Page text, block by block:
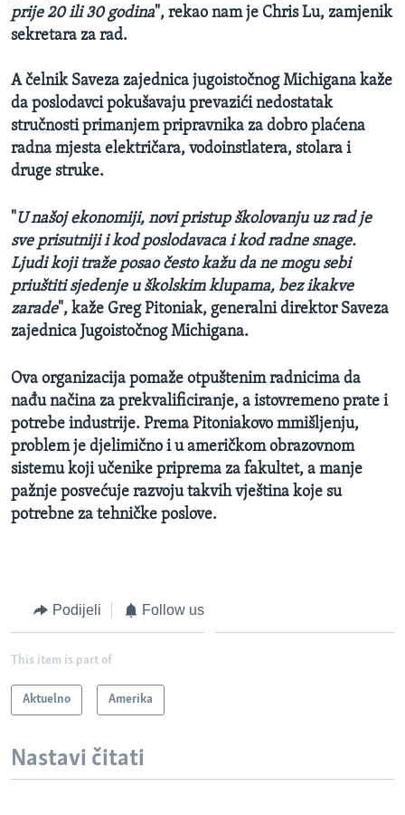
prije 20 ili 30 godina", rekao nam je Chris Lu, zamjenik
sekretara za rad.
A čelnik Saveza zajednica jugoistočnog Michigana kaže
da poslodavci pokušavaju prevazići nedostatak
stručnosti primanjem pripravnika za dobro plaćena
radna mjesta električara, vodoinstlatera, stolara i
druge struke.
"U našoj ekonomiji, novi pristup školovanju uz rad je
sve prisutniji i kod poslodavaca i kod radne snage.
Ljudi koji traže posao često kažu da ne mogu sebi
priuštiti sjedenje u školskim klupama, bez ikakve
zarade", kaže Greg Pitoniak, generalni direktor Saveza
zajednica Jugoistočnog Michigana.
Ova organizacija pomaže otpuštenim radnicima da
nađu načina za prekvalificiranje, a istovremeno prate i
potrebe industrije. Prema Pitoniakovo mmišljenju,
problem je djelimično i u američkom obrazovnom
sistemu koji učenike priprema za fakultet, a manje
pažnje posvećuje razvoju takvih vještina koje su
potrebne za tehničke poslove.
Podijeli Follow us
This item is part of
Aktuelno Amerika
Nastavi čitati